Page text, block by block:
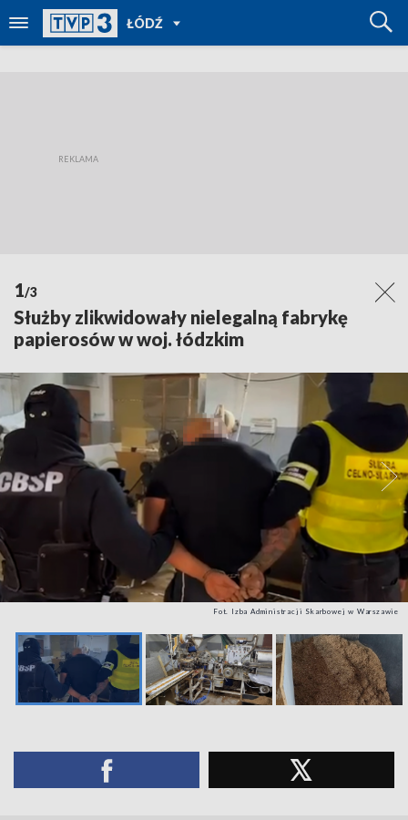
ŁÓDŹ
POWRÓT
DO
REGIONY
1/3
Służby zlikwidowały nielegalną fabrykę
papierosów w woj. łódzkim
Fot. Izba Administracji Skarbowej w Warszawie